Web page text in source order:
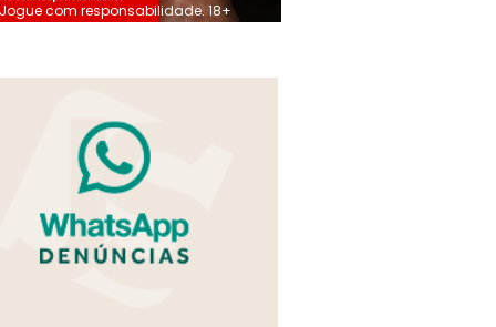
Jogue com responsabilidade. 18+